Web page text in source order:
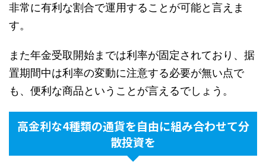
非常に有利な割合で運用することが可能と言えま
す。
また年金受取開始までは利率が固定されており、据
置期間中は利率の変動に注意する必要が無い点で
も、便利な商品ということが言えるでしょう。
高金利な4種類の通貨を自由に組み合わせて分
散投資を